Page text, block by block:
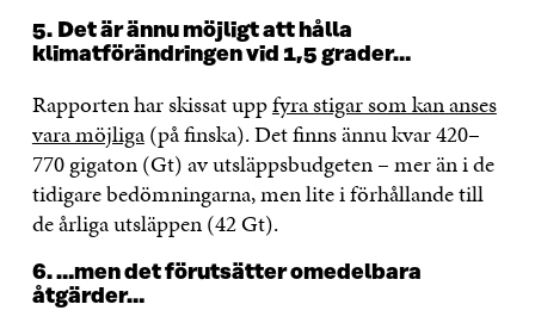
5. Det är ännu möjligt att hålla
klimatförändringen vid 1,5 grader…
Rapporten har skissat uppfyra stigar som kan anses
vara möjliga(på finska). Det finns ännu kvar 420–
770 gigaton (Gt) av utsläppsbudgeten – mer än i de
tidigare bedömningarna, men lite i förhållande till
de årliga utsläppen (42 Gt).
6. …men det förutsätter omedelbara
åtgärder…